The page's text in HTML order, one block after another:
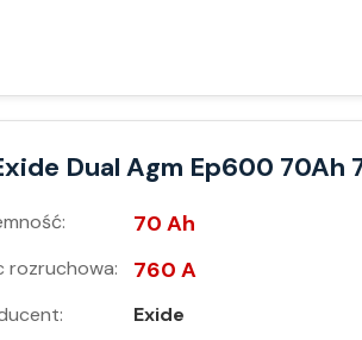
Dual Agm Ep600 70Ah
70 Ah
rozruchowa: 760 A
Exide